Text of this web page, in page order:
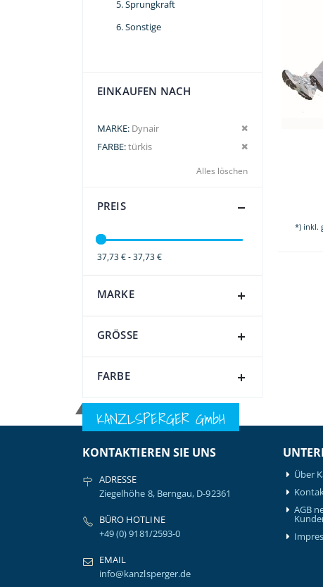
*) inkl.
Sprungkraft
Sonstige
EINKAUFEN NACH
MARKE Dynair
Dies entfernen
FARBE türkis Dies entfernen
Alles löschen
PREIS
37,73 € - 37,73 €
MARKE
GRÖSSE
FARBE
KANZLSPERGER GmbH
KONTAKTIEREN SIE UNS
ADRESSE
Ziegelhöhe 8, Berngau, D-92361
BÜRO HOTLINE
+49 (0) 9181/2593-0
EMAIL
info@kanzlsperger.de
Über
AGB